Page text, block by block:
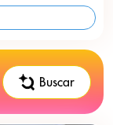
Buscar